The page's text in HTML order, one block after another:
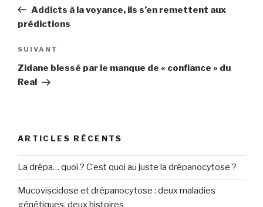
l’article
précédent
Addicts à la voyance, ils s’en remettent aux
prédictions
Article
suivant
SUIVANT
Zidane blessé par le manque de « confiance » du
Real
ARTICLES RÉCENTS
La drépa… quoi ? C’est quoi au juste la drépanocytose ?
Mucoviscidose et drépanocytose : deux maladies
génétiques, deux histoires